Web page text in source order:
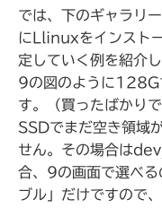
では、下のギャラリ
にLlinuxをインスト
定していく例を紹介し
9の図のように128G
す。（買ったばかり
SSDでまだ空き領域
せん。その場合は
合、9の画面で選べる
ブル」だけですので